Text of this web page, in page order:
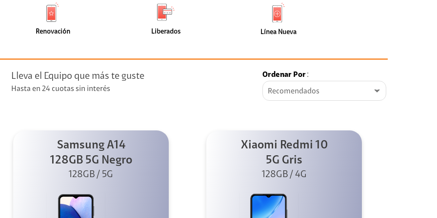
+ Telefonía
streaming
de
faceta
Renovación
(225)
faceta
Liberados
de
faceta
Línea Nueva
Nueva
(108)
Lleva el Equipo que más te guste
Hasta en 24 cuotas sin interés
Ordenar Por:
Recomendados
Samsung A14
128GB 5G Negro
128GB / 5G
Xiaomi Redmi 10
5G Gris
128GB / 4G